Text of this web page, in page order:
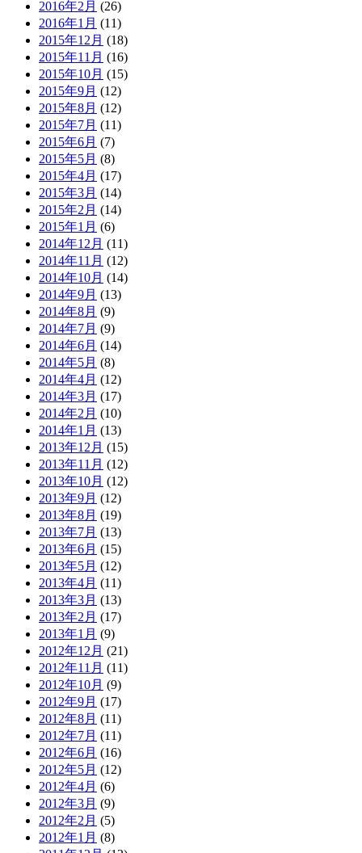
2016年2月 (26)
2016年1月 (11)
2015年12月 (18)
2015年11月 (16)
2015年10月 (15)
2015年9月 (12)
2015年8月 (12)
2015年7月 (11)
2015年6月 (7)
2015年5月 (8)
2015年4月 (17)
2015年3月 (14)
2015年2月 (14)
2015年1月 (6)
2014年12月 (11)
2014年11月 (12)
2014年10月 (14)
2014年9月 (13)
2014年8月 (9)
2014年7月 (9)
2014年6月 (14)
2014年5月 (8)
2014年4月 (12)
2014年3月 (17)
2014年2月 (10)
2014年1月 (13)
2013年12月 (15)
2013年11月 (12)
2013年10月 (12)
2013年9月 (12)
2013年8月 (19)
2013年7月 (13)
2013年6月 (15)
2013年5月 (12)
2013年4月 (11)
2013年3月 (13)
2013年2月 (17)
2013年1月 (9)
2012年12月 (21)
2012年11月 (11)
2012年10月 (9)
2012年9月 (17)
2012年8月 (11)
2012年7月 (11)
2012年6月 (16)
2012年5月 (12)
2012年4月 (6)
2012年3月 (9)
2012年2月 (5)
2012年1月 (8)